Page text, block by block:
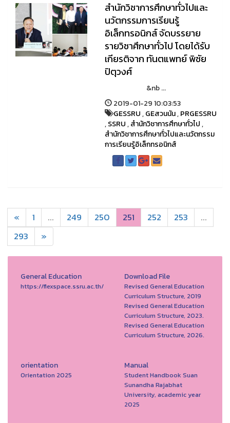
สำนักวิชาการศึกษาทั่วไปและ
นวัตกรรมการเรียนรู้
อิเล็กทรอนิกส์ จัดบรรยาย
รายวิชาศึกษาทั่วไป โดยได้รับ
เกียรติจาก ทันตแพทย์ พิชัย
ปิตุวงศ์
&nb ...
2019-01-29 10:03:53
GESSRU,GEสวนนัน,PRGESSRU
,SSRU,สำนักวิชาการศึกษาทั่วไป,
สำนักวิชาการศึกษาทั่วไปและนวัตกรรม
การเรียนรู้อิเล็กทรอนิกส์
« 1 ... 249 250 251 252 253
...
293
»
General Education
https://flexspace.ssru.ac.th/
Download File
Revised General Education
Curriculum Structure, 2019
Revised General Education
Curriculum Structure, 2023.
Revised General Education
Curriculum Structure, 2026.
orientation
Orientation 2025
Manual
Student Handbook Suan
Sunandha Rajabhat
University, academic year
2025